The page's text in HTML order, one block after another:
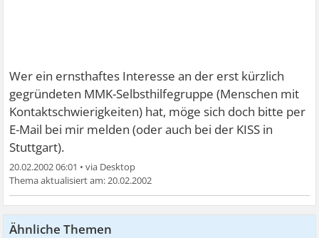
Wer ein ernsthaftes Interesse an der erst kürzlich
gegründeten MMK-Selbsthilfegruppe (Menschen mit
Kontaktschwierigkeiten) hat, möge sich doch bitte per
E-Mail bei mir melden (oder auch bei der KISS in
Stuttgart).
20.02.2002 06:01 •
20.02.2002
Ähnliche Themen